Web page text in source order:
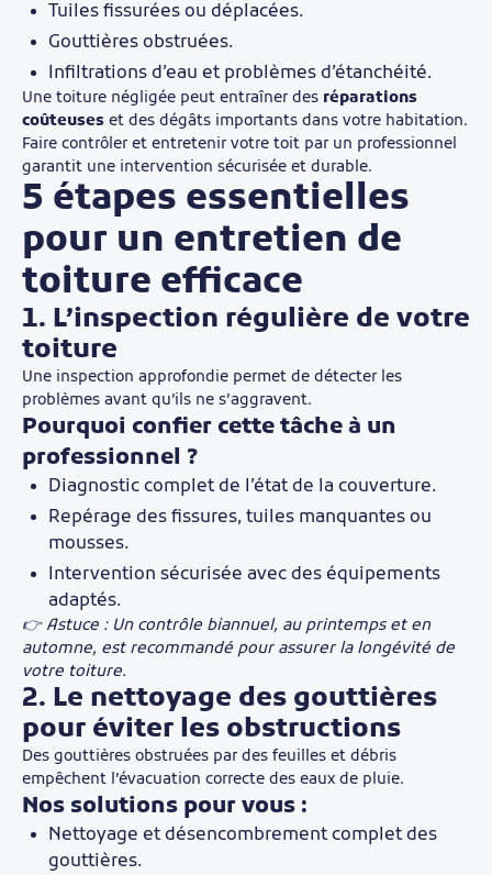
Tuiles fissurées ou déplacées.
Gouttières obstruées.
Infiltrations d’eau et problèmes d’étanchéité.
Une toiture négligée peut entraîner des réparations
coûteuses et des dégâts importants dans votre habitation.
Faire contrôler et entretenir votre toit par un professionnel
garantit une intervention sécurisée et durable.
5 étapes essentielles
pour un entretien de
toiture efficace
1. L’inspection régulière de votre
toiture
Une inspection approfondie permet de détecter les
problèmes avant qu’ils ne s’aggravent.
Pourquoi confier cette tâche à un
professionnel ?
Diagnostic complet de l’état de la couverture.
Repérage des fissures, tuiles manquantes ou
mousses.
Intervention sécurisée avec des équipements
adaptés.
👉 Astuce : Un contrôle biannuel, au printemps et en
automne, est recommandé pour assurer la longévité de
votre toiture.
2. Le nettoyage des gouttières
pour éviter les obstructions
Des gouttières obstruées par des feuilles et débris
empêchent l’évacuation correcte des eaux de pluie.
Nos solutions pour vous :
Nettoyage et désencombrement complet des
gouttières.